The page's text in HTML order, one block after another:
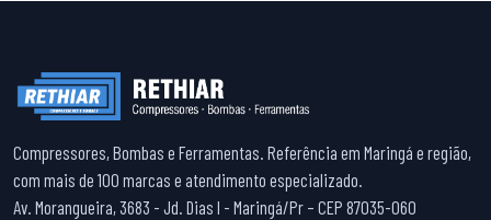
Compressores, Bombas e Ferramentas. Referência em Maringá e região,
com mais de 100 marcas e atendimento especializado.
Av. Morangueira, 3683 - Jd. Dias I - Maringá/Pr – CEP 87035-060